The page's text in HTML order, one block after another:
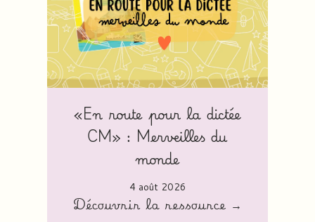
«En route pour la dictée
CM» : Merveilles du
monde
4 août 2026
Découvrir la ressource →